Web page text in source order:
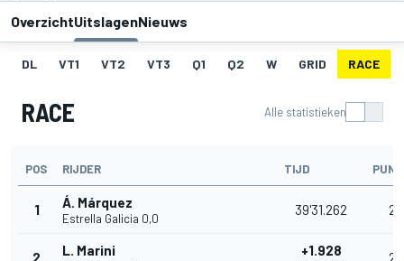
OverzichtUitslagenNieuws
DL VT1 VT2 VT3 Q1 Q2 W GRID RACE
RACE Alle statistieken
POS RIJDER TIJD
1 Á. Márquez
Estrella Galicia 0,0
39'31.262 25
2 L. Marini +1.928 20